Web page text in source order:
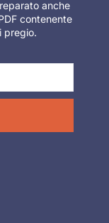
anche
contenente
pregio.